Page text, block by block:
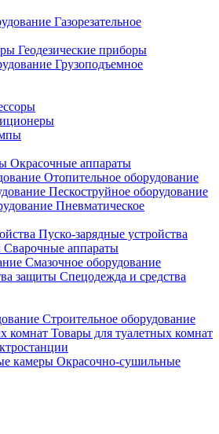
Газорезательное
Геодезические приборы
Грузоподъемное
Окрасочные аппараты
Отопительное оборудование
Пескоструйное оборудование
Пневматическое
Пуско-зарядные устройства
Сварочные аппараты
Смазочное оборудование
Спецодежда и средства
Строительное оборудование
Товары для туалетных комнат
Окрасочно-сушильные